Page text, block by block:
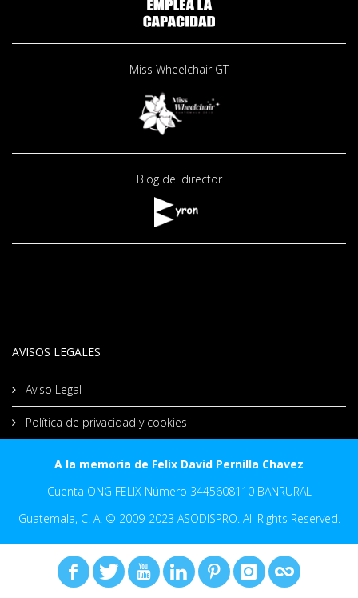
Miss Wheelchair GT
Blog del director
AVISOS LEGALES
Aviso Legal
Política de privacidad y cookies
A la memoria de Felix David Pernilla Chavez
Cuenta ONG FELIX Número 3445608110 BANRURAL
Guatemala, C. A. © 2009-2023 ASODISPRO. All Rights Reserved.